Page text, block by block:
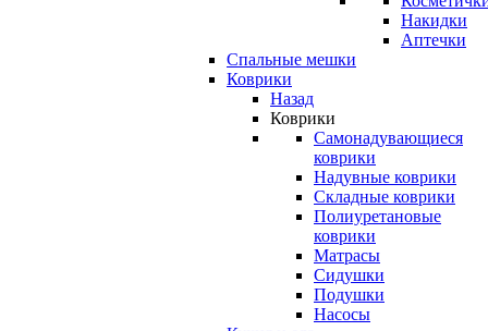
Накидки
Аптечки
Спальные мешки
Коврики
Назад
Коврики
Самонадувающиеся
коврики
Надувные коврики
Складные коврики
Полиуретановые
коврики
Матрасы
Сидушки
Подушки
Насосы